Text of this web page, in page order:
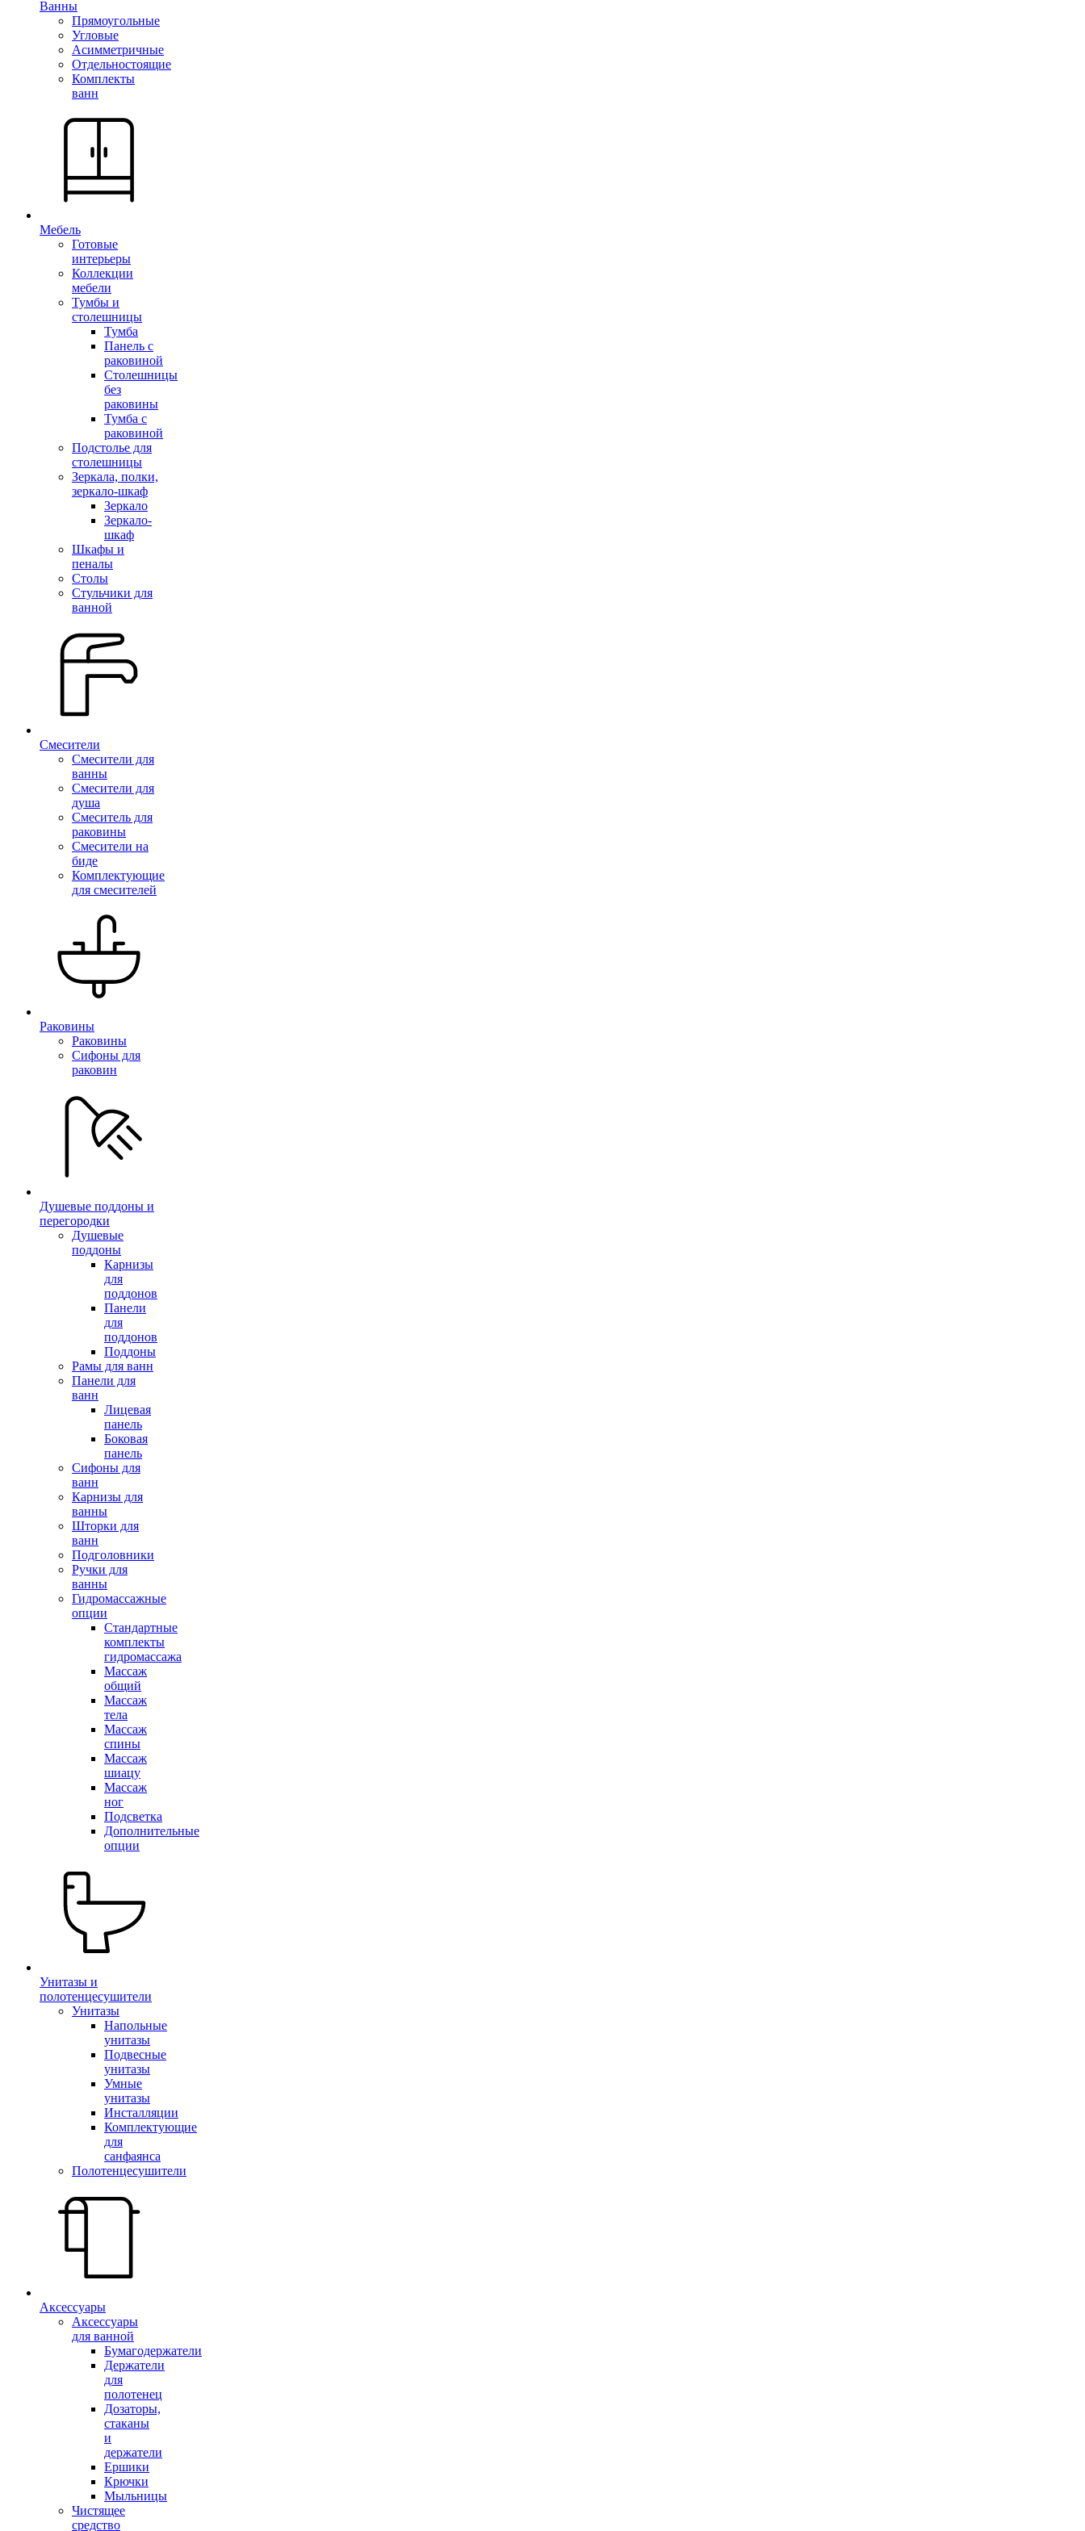
Ванны
Прямоугольные
Угловые
Асимметричные
Отдельностоящие
Комплекты
ванн
Мебель
Готовые
интерьеры
Коллекции
мебели
Тумбы и
столешницы
Тумба
Панель с
раковиной
Столешницы
без
раковины
Тумба с
раковиной
Подстолье для
столешницы
Зеркала, полки,
зеркало-шкаф
Зеркало
Зеркало-
шкаф
Шкафы и
пеналы
Столы
Стульчики для
ванной
Смесители
Смесители для
ванны
Смесители для
душа
Смеситель для
раковины
Смесители на
биде
Комплектующие
для смесителей
Раковины
Раковины
Сифоны для
раковин
Душевые поддоны и
перегородки
Душевые
поддоны
Карнизы
для
поддонов
Панели
для
поддонов
Поддоны
Рамы для ванн
Панели для
ванн
Лицевая
панель
Боковая
панель
Сифоны для
ванн
Карнизы для
ванны
Шторки для
ванн
Подголовники
Ручки для
ванны
Гидромассажные
опции
Стандартные
комплекты
гидромассажа
Массаж
общий
Массаж
тела
Массаж
спины
Массаж
шиацу
Массаж
ног
Подсветка
Дополнительные
опции
Унитазы и
полотенцесушители
Унитазы
Напольные
унитазы
Подвесные
унитазы
Умные
унитазы
Инсталляции
Комплектующие
для
санфаянса
Полотенцесушители
Аксессуары
Аксессуары
для ванной
Бумагодержатели
Держатели
для
полотенец
Дозаторы,
стаканы
и
держатели
Ершики
Крючки
Мыльницы
Чистящее
средство